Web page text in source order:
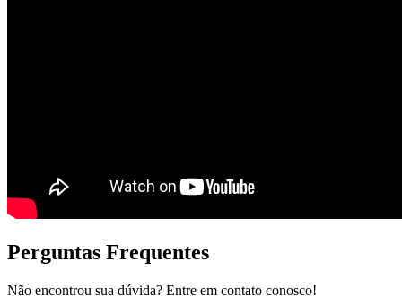
Perguntas Frequentes
Não encontrou sua dúvida? Entre em contato conosco!